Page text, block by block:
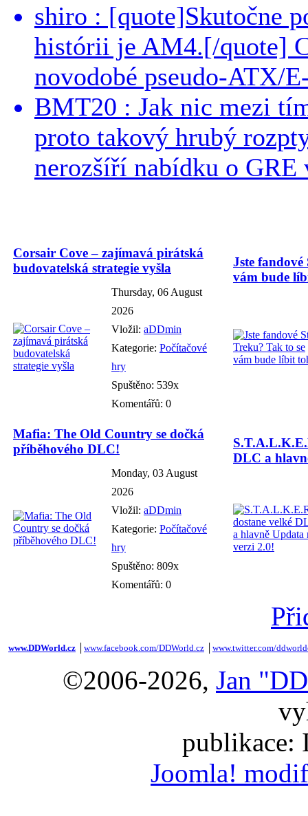
shiro : [quote]Skutočne
histórii je AM4.[/quote]
novodobé pseudo-ATX/
BMT20 : Jak nic mezi
proto takový hrubý
nerozšíří nabídku o GRE
Corsair Cove – zajímavá pirátská
budovatelská strategie vyšla
Thursday, 06 August
2026
Vložil: aDDmin
Kategorie: Počítačové
hry
Spuštěno: 539x
Komentářů: 0
Jste
vám bude
Mafia: The Old Country se dočká
příběhového DLC!
Monday, 03 August
2026
Vložil: aDDmin
Kategorie: Počítačové
hry
Spuštěno: 809x
Komentářů: 0
DLC a
www.DDWorld.cz www.facebook.com/DDWorld.cz www.twitter.com/
©2006-2026, Jan
publikace:
Joomla!